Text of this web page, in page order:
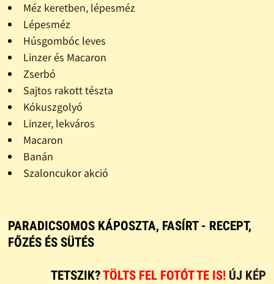
Méz keretben, lépesméz
Lépesméz
Húsgombóc leves
Linzer és Macaron
Zserbó
Sajtos rakott tészta
Kókuszgolyó
Linzer, lekváros
Macaron
Banán
Szaloncukor akció
PARADICSOMOS KÁPOSZTA, FASÍRT - RECEPT,
FŐZÉS ÉS SÜTÉS
TETSZIK?TÖLTS FEL FOTÓT TE IS! ÚJ KÉP